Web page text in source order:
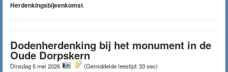
Herdenkingsbijeenkomst.
Dodenherdenking bij het monument in de
Oude Dorpskern
Dinsdag 5 mei 2026 (Gemiddelde leestijd: 33 sec)